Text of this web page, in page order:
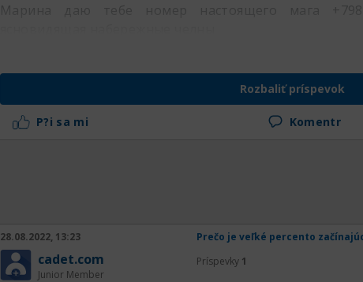
Марина даю тебе номер настоящего мага
Rozbaliť príspevok
P?i sa mi Komentr
28.08.2022, 13:23 Prečo je veľké percento
cadet.com
Junior Member
Príspevky 1